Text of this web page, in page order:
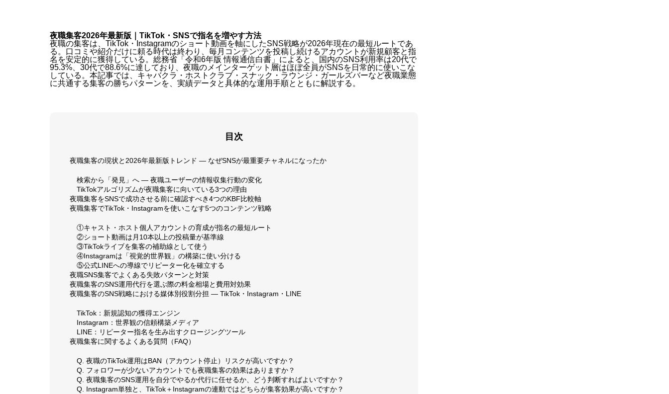
夜職集客2026年最新版｜TikTok・SNSで指名を増やす方法
夜職の集客は、TikTok・Instagramのショート動画を軸にしたSNS戦略が2026年現在の最短ルートであ
る。口コミや紹介だけに頼る時代は終わり、毎月コンテンツを投稿し続けるアカウントが新規顧客と指
名を安定的に獲得している。総務省「令和6年版 情報通信白書」によると、国内のSNS利用率は20代で
95.3%、30代で88.6%に達しており、夜職のメインターゲット層はほぼ全員がSNSを日常的に使いこな
している。本記事では、キャバクラ・ホストクラブ・スナック・ラウンジ・ガールズバーなど夜職業態
に共通する集客の勝ちパターンを、実績データと具体的な運用手順とともに解説する。
目次
夜職集客の現状と2026年最新版トレンド — なぜSNSが最重要チャネルになったか
検索から「発見」へ — 夜職ユーザーの情報収集行動の変化
TikTokアルゴリズムが夜職集客に向いている3つの理由
夜職集客をSNSで成功させる前に確認すべき4つのKBF比較軸
夜職集客でTikTok・Instagramを使いこなす5つのコンテンツ戦略
①キャスト・ホスト個人アカウントの育成が指名の最短ルート
②ショート動画は月10本以上の投稿量が基準線
③TikTokライブを集客の補助線として使う
④Instagramは「視覚的世界観」の構築に使い分ける
⑤公式LINEへの導線でリピーター化を確立する
夜職SNS集客でよくある失敗パターンと対策
夜職集客のSNS運用代行を選ぶ際の料金相場と費用対効果
夜職集客のSNS戦略における媒体別役割分担 — TikTok・Instagram・LINE
TikTok：新規認知の獲得エンジン
Instagram：世界観の信頼構築メディア
LINE：リピーター指名を生み出すクロージングツール
夜職集客に関するよくある質問（FAQ）
Q. 夜職のTikTok運用はBAN（アカウント停止）リスクが高いですか？
Q. フォロワーが少ないアカウントでも夜職集客の効果はありますか？
Q. 夜職集客のSNS運用を自分でやるか代行に任せるか、どう判断すればよいですか？
Q. Instagram単独と、TikTok＋Instagramの連動ではどちらが集客効果が高いですか？